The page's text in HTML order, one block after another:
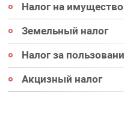
Налог на имущество
Земельный налог
Налог за
Акцизный налог